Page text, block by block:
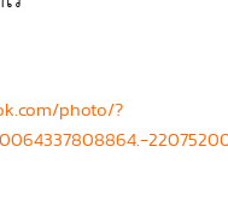
photo/?